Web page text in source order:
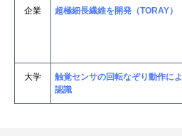
企業 超極細長繊維を開発（TORAY
大学
触覚センサの回転なぞり動作に
認識